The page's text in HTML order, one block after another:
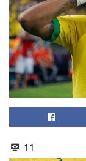
11